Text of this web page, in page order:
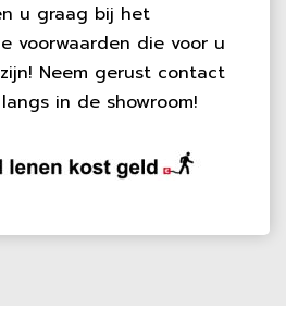
u graag bij het
voorwaarden die voor u
Neem gerust contact
in de showroom!